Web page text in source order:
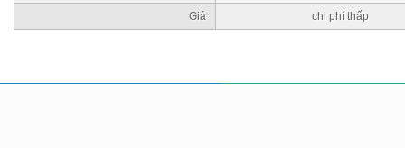
Giá chi phí thấp